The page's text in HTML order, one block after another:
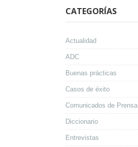
CATEGORÍAS
Actualidad
ADC
Buenas prácticas
Casos de éxito
Comunicados de Prensa
Diccionario
Entrevistas